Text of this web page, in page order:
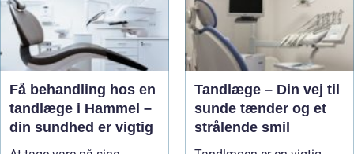
Få behandling hos en
tandlæge i Hammel –
din sundhed er vigtig
Tandlæge – Din vej til
sunde tænder og et
strålende smil